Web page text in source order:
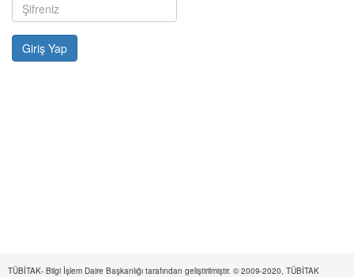
TÜBİTAK- Bilgi İşlem Daire Başkanlığı tarafından geliştirilmiştir. © 2009-2020, TÜBİTAK